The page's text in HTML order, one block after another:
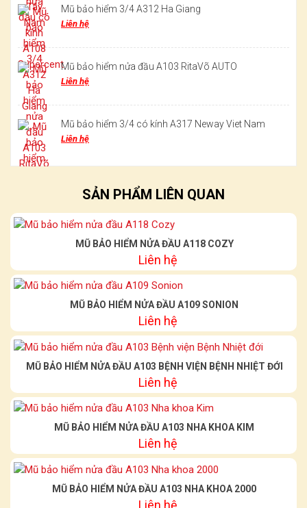
Mũ bảo hiểm 3/4 A312 Ha Giang
Liên hệ
Mũ bảo hiểm nửa đầu A103 RitaVõ AUTO
Liên hệ
Mũ bảo hiểm 3/4 có kính A317 Neway Viet Nam
Liên hệ
SẢN PHẨM LIÊN QUAN
MŨ BẢO HIỂM NỬA ĐẦU A118 COZY
Liên hệ
MŨ BẢO HIỂM NỬA ĐẦU A109 SONION
Liên hệ
MŨ BẢO HIỂM NỬA ĐẦU A103 BỆNH VIỆN BỆNH NHIỆT ĐỚI
Liên hệ
MŨ BẢO HIỂM NỬA ĐẦU A103 NHA KHOA KIM
Liên hệ
MŨ BẢO HIỂM NỬA ĐẦU A103 NHA KHOA 2000
Liên hệ